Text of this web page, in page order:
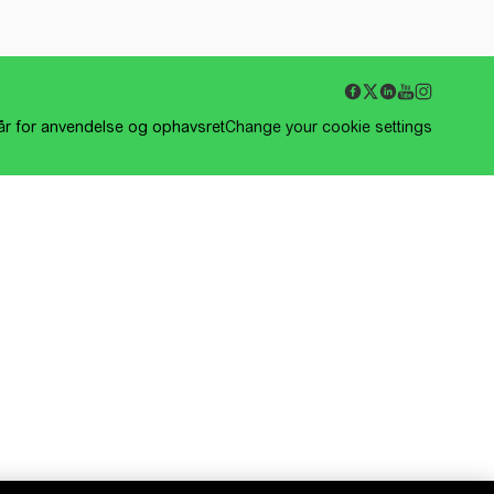
for anvendelse og ophavsretChange your cookie settings